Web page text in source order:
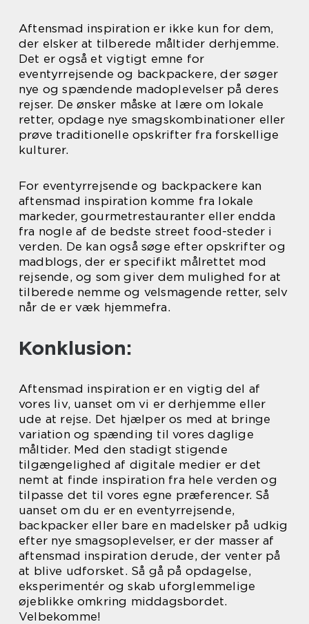
Aftensmad inspiration er ikke kun for dem,
der elsker at tilberede måltider derhjemme.
Det er også et vigtigt emne for
eventyrrejsende og backpackere, der søger
nye og spændende madoplevelser på deres
rejser. De ønsker måske at lære om lokale
retter, opdage nye smagskombinationer eller
prøve traditionelle opskrifter fra forskellige
kulturer.
For eventyrrejsende og backpackere kan
aftensmad inspiration komme fra lokale
markeder, gourmetrestauranter eller endda
fra nogle af de bedste street food-steder i
verden. De kan også søge efter opskrifter og
madblogs, der er specifikt målrettet mod
rejsende, og som giver dem mulighed for at
tilberede nemme og velsmagende retter, selv
når de er væk hjemmefra.
Konklusion:
Aftensmad inspiration er en vigtig del af
vores liv, uanset om vi er derhjemme eller
ude at rejse. Det hjælper os med at bringe
variation og spænding til vores daglige
måltider. Med den stadigt stigende
tilgængelighed af digitale medier er det
nemt at finde inspiration fra hele verden og
tilpasse det til vores egne præferencer. Så
uanset om du er en eventyrrejsende,
backpacker eller bare en madelsker på udkig
efter nye smagsoplevelser, er der masser af
aftensmad inspiration derude, der venter på
at blive udforsket. Så gå på opdagelse,
eksperimentér og skab uforglemmelige
øjeblikke omkring middagsbordet.
Velbekomme!